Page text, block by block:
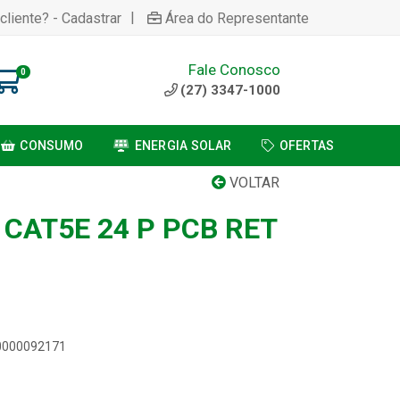
- Cadastrar | Área do Representante
0 Fale Conosco
(27) 3347-1000
CONSUMO ENERGIA SOLAR OFERTAS
VOLTAR
24 P PCB RET